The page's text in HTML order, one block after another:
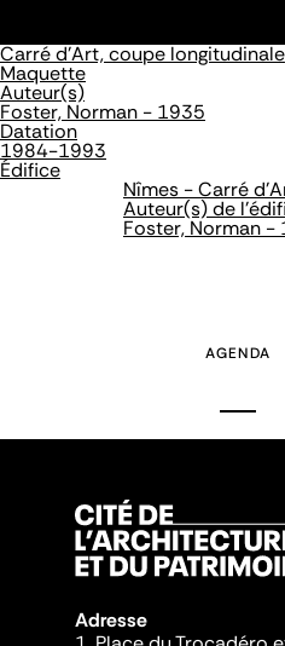
Carré d'Art, coupe longitudinale
Maquette
Auteur(s)
Foster, Norman - 1935
Datation
1984-1993
Édifice
Nîmes - Carré
Auteur(s) de
Foster, Norman
AGENDA
Adresse